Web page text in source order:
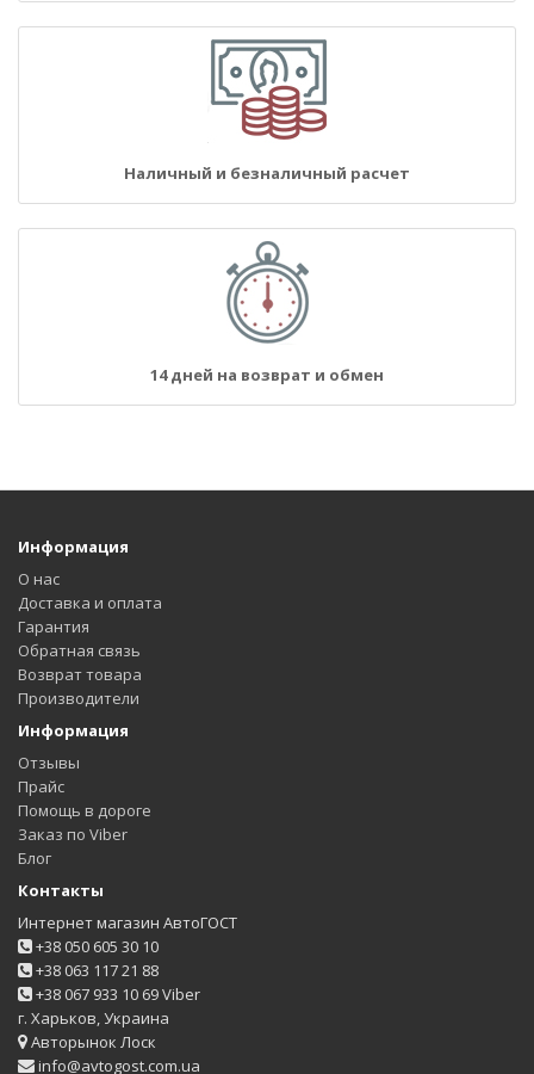
Наличный и безналичный расчет
14 дней на возврат и обмен
Информация
О нас
Доставка и оплата
Гарантия
Обратная связь
Возврат товара
Производители
Информация
Отзывы
Прайс
Помощь в дороге
Заказ по Viber
Блог
Контакты
Интернет магазин АвтоГОСТ
+38 050 605 30 10
+38 063 117 21 88
+38 067 933 10 69 Viber
г. Харьков, Украина
Авторынок Лоск
info@avtogost.com.ua